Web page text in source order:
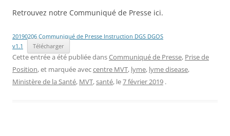
Retrouvez notre Communiqué de Presse ici.
20190206 Communiqué de Presse Instruction DGS DGOS
v1.1
Télécharger
Cette entrée a été publiée dansCommuniqué de Presse, Prise de
Position, et marquée aveccentre MVT, lyme, lyme disease,
Ministère de la Santé, MVT,santé, le7 février 2019 .